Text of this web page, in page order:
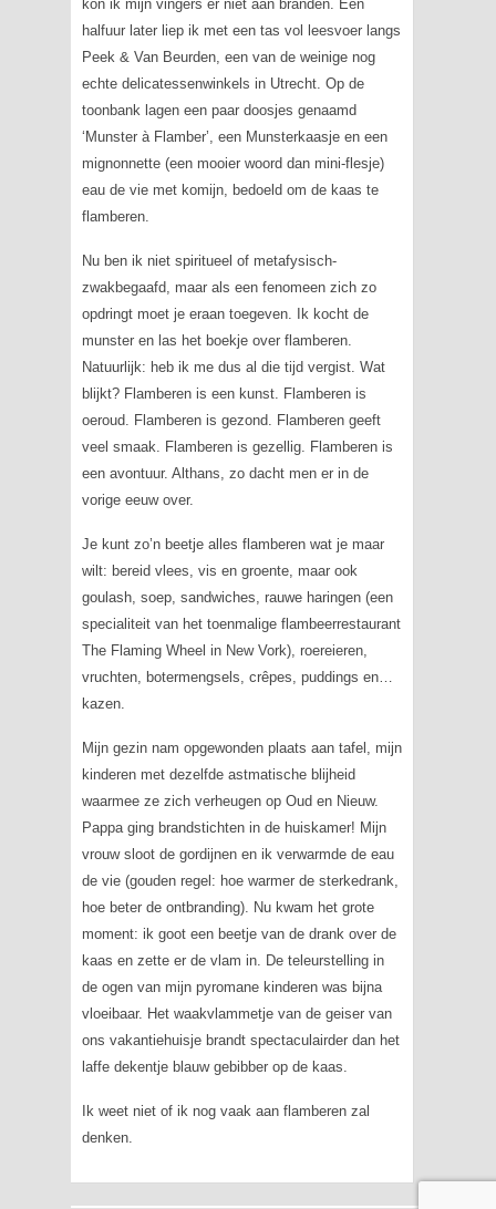
kon ik mijn vingers er niet aan branden. Een
halfuur later liep ik met een tas vol leesvoer langs
Peek & Van Beurden, een van de weinige nog
echte delicatessenwinkels in Utrecht. Op de
toonbank lagen een paar doosjes genaamd
‘Munster à Flamber’, een Munsterkaasje en een
mignonnette (een mooier woord dan mini-flesje)
eau de vie met komijn, bedoeld om de kaas te
flamberen.
Nu ben ik niet spiritueel of metafysisch-
zwakbegaafd, maar als een fenomeen zich zo
opdringt moet je eraan toegeven. Ik kocht de
munster en las het boekje over flamberen.
Natuurlijk: heb ik me dus al die tijd vergist. Wat
blijkt? Flamberen is een kunst. Flamberen is
oeroud. Flamberen is gezond. Flamberen geeft
veel smaak. Flamberen is gezellig. Flamberen is
een avontuur. Althans, zo dacht men er in de
vorige eeuw over.
Je kunt zo’n beetje alles flamberen wat je maar
wilt: bereid vlees, vis en groente, maar ook
goulash, soep, sandwiches, rauwe haringen (een
specialiteit van het toenmalige flambeerrestaurant
The Flaming Wheel in New Vork), roereieren,
vruchten, botermengsels, crêpes, puddings en…
kazen.
Mijn gezin nam opgewonden plaats aan tafel, mijn
kinderen met dezelfde astmatische blijheid
waarmee ze zich verheugen op Oud en Nieuw.
Pappa ging brandstichten in de huiskamer! Mijn
vrouw sloot de gordijnen en ik verwarmde de eau
de vie (gouden regel: hoe warmer de sterkedrank,
hoe beter de ontbranding). Nu kwam het grote
moment: ik goot een beetje van de drank over de
kaas en zette er de vlam in. De teleurstelling in
de ogen van mijn pyromane kinderen was bijna
vloeibaar. Het waakvlammetje van de geiser van
ons vakantiehuisje brandt spectaculairder dan het
laffe dekentje blauw gebibber op de kaas.
Ik weet niet of ik nog vaak aan flamberen zal
denken.